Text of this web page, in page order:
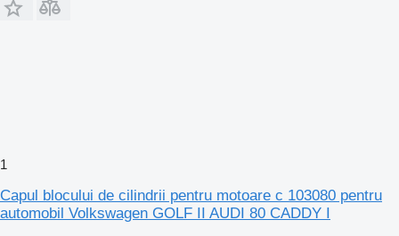
1
Capul blocului de cilindrii pentru motoare c 103080 pentru
automobil Volkswagen GOLF II AUDI 80 CADDY I